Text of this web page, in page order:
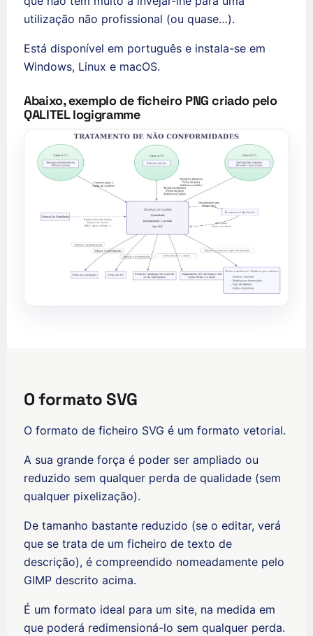
utilização não profissional (ou quase…).
Está disponível em português e instala-se em
Windows, Linux e macOS.
Abaixo, exemplo de ficheiro PNG criado pelo
QALITEL logigramme
O formato SVG
O formato de ficheiro SVG é um formato vetorial.
A sua grande força é poder ser ampliado ou
reduzido sem qualquer perda de qualidade (sem
qualquer pixelização).
De tamanho bastante reduzido (se o editar, verá
que se trata de um ficheiro de texto de
descrição), é compreendido nomeadamente pelo
GIMP descrito acima.
É um formato ideal para um site, na medida em
que poderá redimensioná-lo sem qualquer perda.